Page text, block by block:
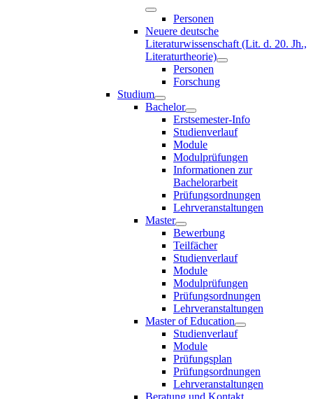
Personen
Neuere deutsche
Literaturwissenschaft (Lit. d. 20. Jh.,
Literaturtheorie)
Personen
Forschung
Studium
Bachelor
Erstsemester-Info
Studienverlauf
Module
Modulprüfungen
Informationen zur
Bachelorarbeit
Prüfungsordnungen
Lehrveranstaltungen
Master
Bewerbung
Teilfächer
Studienverlauf
Module
Modulprüfungen
Prüfungsordnungen
Lehrveranstaltungen
Master of Education
Studienverlauf
Module
Prüfungsplan
Prüfungsordnungen
Lehrveranstaltungen
Beratung und Kontakt